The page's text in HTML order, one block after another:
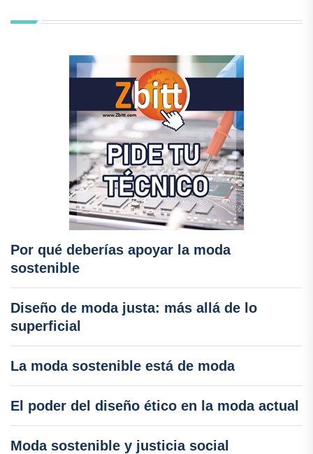
Por qué deberías apoyar la moda
sostenible
Diseño de moda justa: más allá de lo
superficial
La moda sostenible está de moda
El poder del diseño ético en la moda actual
Moda sostenible y justicia social